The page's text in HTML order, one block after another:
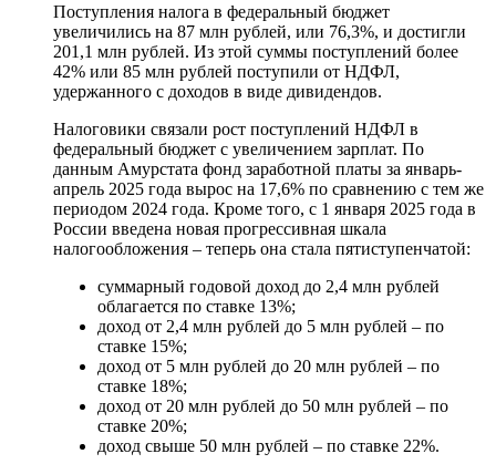
Поступления налога в федеральный бюджет
увеличились на 87 млн рублей, или 76,3%, и достигли
201,1 млн рублей. Из этой суммы поступлений более
42% или 85 млн рублей поступили от НДФЛ,
удержанного с доходов в виде дивидендов.
Налоговики связали рост поступлений НДФЛ в
федеральный бюджет с увеличением зарплат. По
данным Амурстата фонд заработной платы за январь-
апрель 2025 года вырос на 17,6% по сравнению с тем же
периодом 2024 года. Кроме того, с 1 января 2025 года в
России введена новая прогрессивная шкала
налогообложения – теперь она стала пятиступенчатой:
суммарный годовой доход до 2,4 млн рублей
облагается по ставке 13%;
доход от 2,4 млн рублей до 5 млн рублей – по
ставке 15%;
доход от 5 млн рублей до 20 млн рублей – по
ставке 18%;
доход от 20 млн рублей до 50 млн рублей – по
ставке 20%;
доход свыше 50 млн рублей – по ставке 22%.